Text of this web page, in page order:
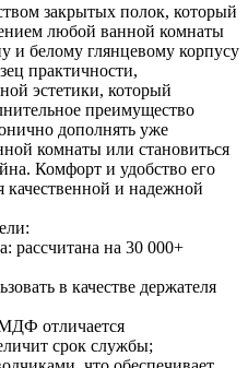
закрытых полок, который
любой ванной комнаты
и белому глянцевому корпусу
практичности,
эстетики, который
преимущество
дополнять уже
комнаты или становиться
Комфорт и удобство его
качественной и надежной
рассчитана на 30 000+
в качестве держателя
отличается
срок службы;